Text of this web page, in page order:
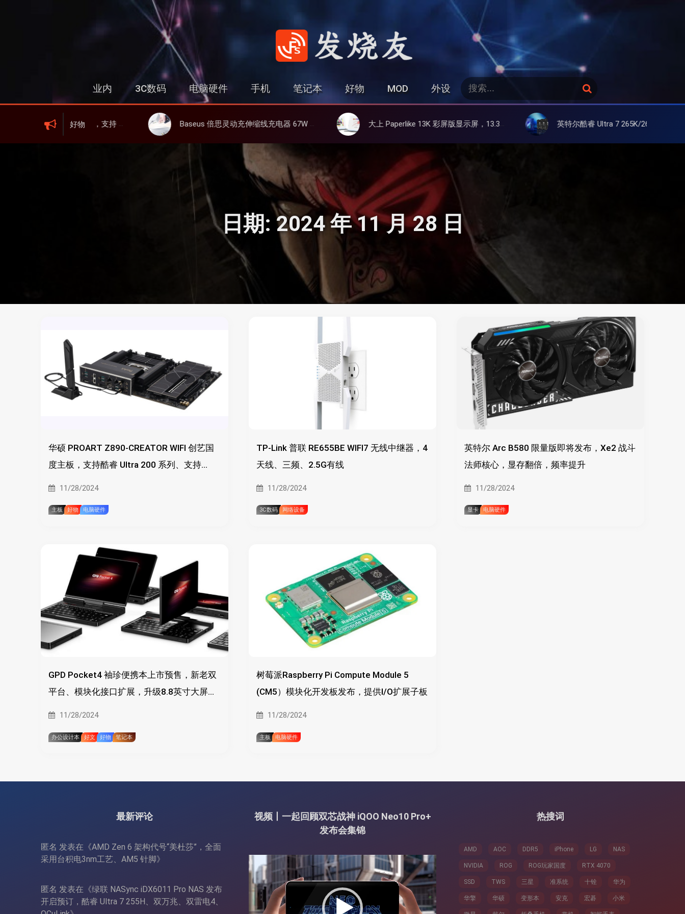
发烧友
业内 3C数码 电脑硬件 手机 笔记本 好物 MOD 外设
搜
索
：
搜
好物
，支持 WIFI 6、屏显、6000mAh 电池、峰值下行2.0Gbps Baseus 倍思灵动充伸缩线充电器 67W 3C，超耐用可伸缩线、氮化镓、3C多设备同时充 大上 Paperlike 13K 彩屏版显示屏，13.3英寸高刷彩色墨水屏 英特尔酷睿 Ultra 7 265K/265KF 官降100美元促销，快和酷睿 Ultra 5 差不多了
日期:2024 年 11 月 28 日
华硕 PROART Z890-CREATOR WIFI 创艺国
度主板，支持酷睿 Ultra 200 系列、支持
11/28/2024
主板 好物 电脑硬件
TP-Link 普联 RE655BE WIFI7 无线中继器，4
天线、三频、2.5G有线
11/28/2024
3C数码 网络设备
英特尔 Arc B580 限量版即将发布，Xe2 战斗
法师核心，显存翻倍，频率提升
11/28/2024
显卡 电脑硬件
GPD Pocket4 袖珍便携本上市预售，新老双
平台、模块化接口扩展，升级8.8英寸大屏、
11/28/2024
办公设计本 好文 好物 笔记本
树莓派Raspberry Pi Compute Module 5
(CM5）模块化开发板发布，提供I/O扩展子板
11/28/2024
主板 电脑硬件
最新评论
匿名 发表在《AMD Zen 6 架构代号“美杜莎”，全面
采用台积电3nm工艺、AM5 针脚》
匿名 发表在《绿联 NASync iDX6011 Pro NAS 发布
开启预订，酷睿 Ultra 7 255H、双万兆、双雷电4、
视频丨一起回顾双芯战神 iQOO Neo10 Pro+
发布会集锦
视
频
播
器
热搜词
AMD AOC DDR5 iPhone LG NAS
NVIDIA ROG ROG玩家国度 RTX 4070
SSD TWS 三星 准系统 十铨 华为
华擎 华硕 变形本 安克 宏碁 小米